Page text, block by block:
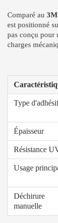
Comparé au
est positionné
pas conçu pour
charges
Type
Épaisseur
Résistance
Usage
Déchirure
manuelle